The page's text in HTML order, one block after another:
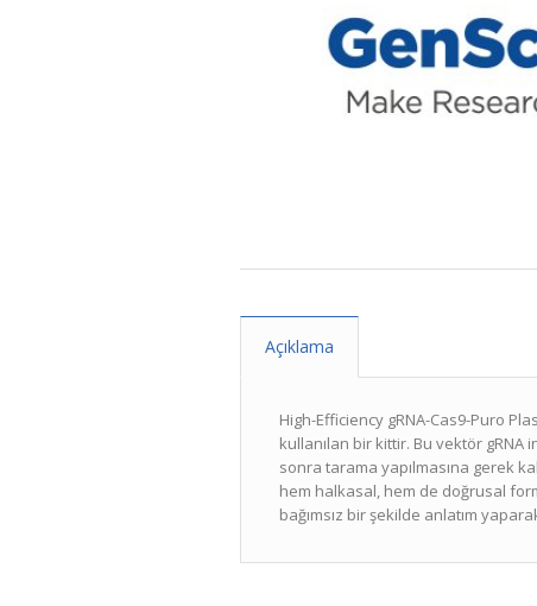
Açıklama
High-Efficiency gRNA-Cas9-Puro
kullanılan bir kittir. Bu vektör
sonra tarama yapılmasına gerek
hem halkasal, hem de doğrusal
bağımsız bir şekilde anlatım